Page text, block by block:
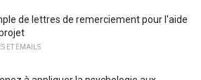
de lettres de remerciement pour l'aide
ET EMAILS